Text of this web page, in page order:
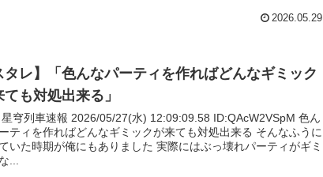
2026.05.29
タレ】「色んなパーティを作ればどんなギミック
ても対処出来る」
穹列車速報 2026/05/27(水) 12:09:09.58 ID:QAcW2VSpM 色ん
ティを作ればどんなギミックが来ても対処出来る そんなふうに
いた時期が俺にもありました 実際にはぶっ壊れパーティがギミ
...